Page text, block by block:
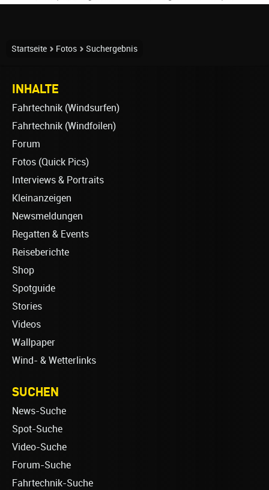
Startseite Fotos Suchergebnis
INHALTE
Fahrtechnik (Windsurfen)
Fahrtechnik (Windfoilen)
Forum
Fotos (Quick Pics)
Interviews & Portraits
Kleinanzeigen
Newsmeldungen
Regatten & Events
Reiseberichte
Shop
Spotguide
Stories
Videos
Wallpaper
Wind- & Wetterlinks
SUCHEN
News-Suche
Spot-Suche
Video-Suche
Forum-Suche
Fahrtechnik-Suche